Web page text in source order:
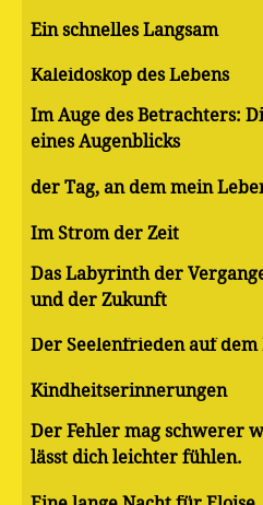
Ein schnelles Langsam
Kaleidoskop des Lebens
Im Auge des Betrachters:
eines Augenblicks
der Tag, an dem mein
Im Strom der Zeit
Das Labyrinth der
und der Zukunft
Der Seelenfrieden auf dem
Kindheitserinnerungen
Der Fehler mag schwerer
lässt dich leichter fühlen.